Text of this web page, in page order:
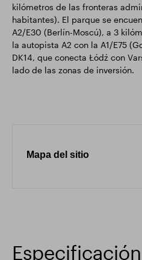
kilómetros de las fronteras
habitantes). El parque se
A2/E30 (Berlín-Moscú), a 3
la autopista A2 con la A1/E75
DK14, que conecta Łódź con
lado de las zonas de inversión.
Mapa del sitio
Especificación